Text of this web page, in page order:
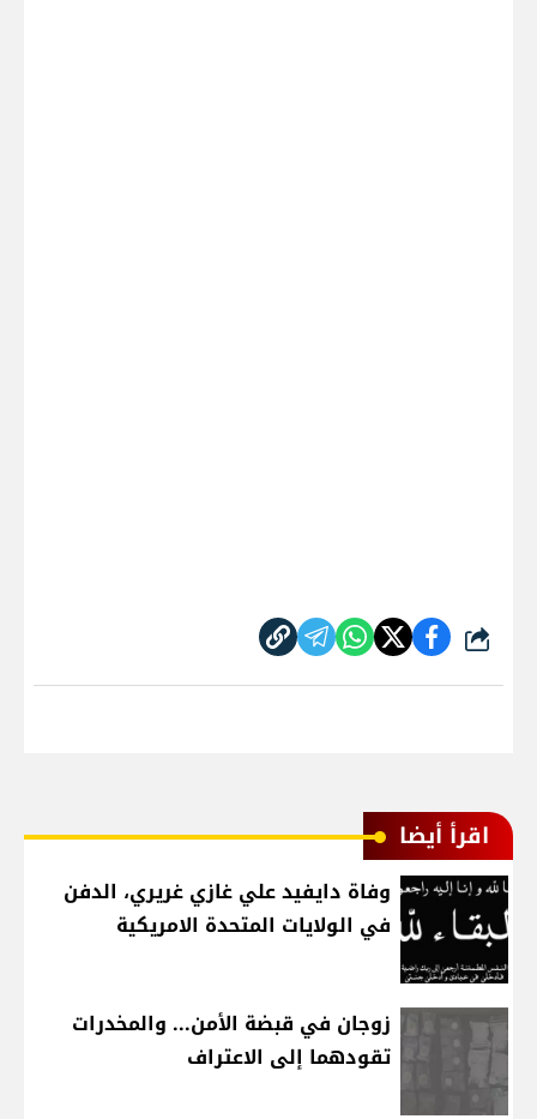
شارك
اقرأ أيضا
وفاة دايفيد علي غازي غريري، الدفن
في الولايات المتحدة الامريكية
زوجان في قبضة الأمن... والمخدرات
تقودهما إلى الاعتراف